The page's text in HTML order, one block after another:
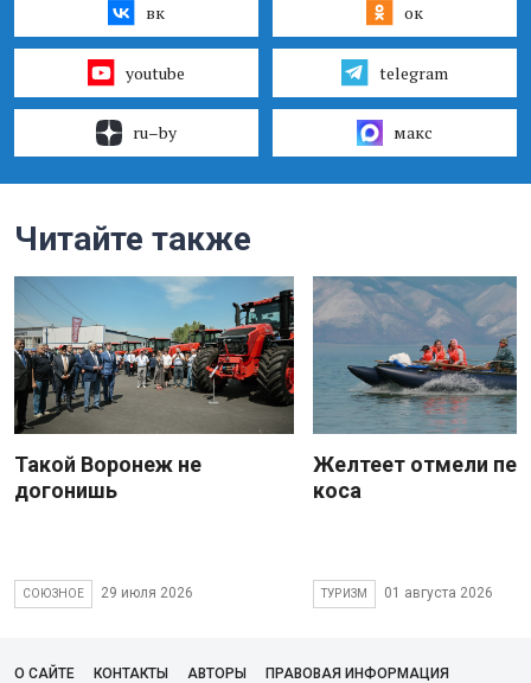
вк ок
youtube telegram
ru–by макс
Читайте также
Такой Воронеж не
догонишь
СОЮЗНОЕ 29 июля 2026
Желтеет отмели
коса
ТУРИЗМ 01 августа 2026
О САЙТЕ КОНТАКТЫ АВТОРЫ ПРАВОВАЯ ИНФОРМАЦИЯ